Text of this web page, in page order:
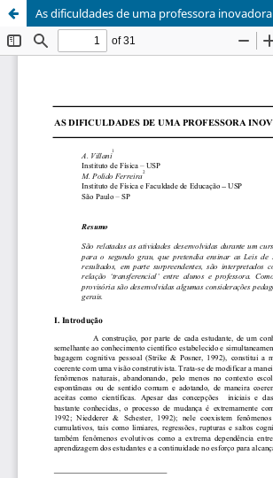
As dificuldades de uma professora inovadora